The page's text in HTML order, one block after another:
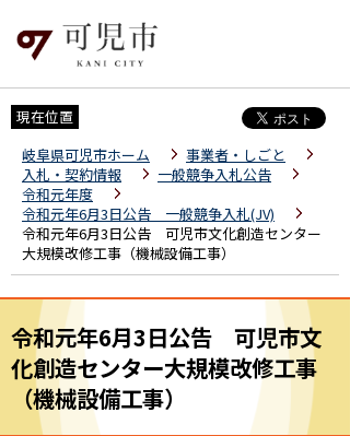
現在位置
岐阜県可児市ホーム
事業者・しごと
入札・契約情報
一般競争入札公告
令和元年度
令和元年6月3日公告 一般競争入札(JV)
令和元年6月3日公告 可児市文化創造センター
大規模改修工事（機械設備工事）
令和元年6月3日公告 可児市文
化創造センター大規模改修工事
（機械設備工事）